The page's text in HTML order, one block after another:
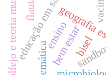
educação em saúde
ensinobisel
solfejo e teoria musical bem estar